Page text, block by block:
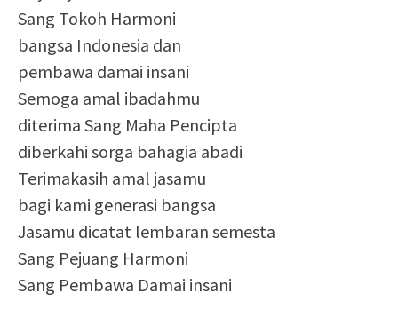
Sang Tokoh Harmoni
bangsa Indonesia dan
pembawa damai insani
Semoga amal ibadahmu
diterima Sang Maha Pencipta
diberkahi sorga bahagia abadi
Terimakasih amal jasamu
bagi kami generasi bangsa
Jasamu dicatat lembaran semesta
Sang Pejuang Harmoni
Sang Pembawa Damai insani